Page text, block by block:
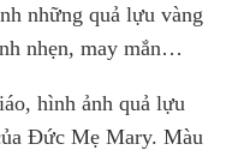
những quả lựu vàng
nhẹn, may mắn…
hình ảnh quả lựu
Đức Mẹ Mary. Màu